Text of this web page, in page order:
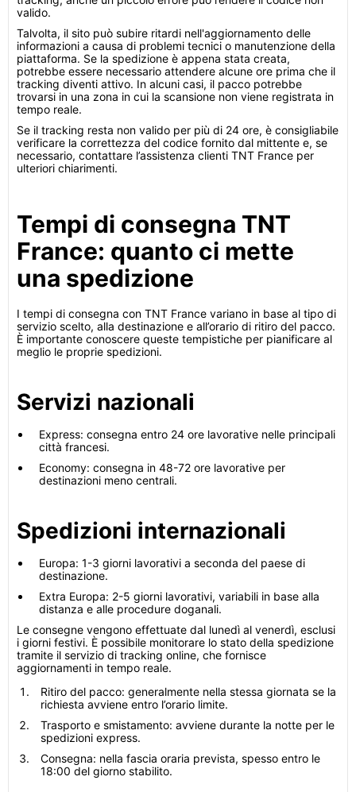
valido.
Talvolta, il sito può subire ritardi nell'aggiornamento delle
informazioni a causa di problemi tecnici o manutenzione della
piattaforma. Se la spedizione è appena stata creata,
potrebbe essere necessario attendere alcune ore prima che il
tracking diventi attivo. In alcuni casi, il pacco potrebbe
trovarsi in una zona in cui la scansione non viene registrata in
tempo reale.
Se il tracking resta non valido per più di 24 ore, è consigliabile
verificare la correttezza del codice fornito dal mittente e, se
necessario, contattare l’assistenza clienti TNT France per
ulteriori chiarimenti.
Tempi di consegna TNT
France: quanto ci mette
una spedizione
I tempi di consegna con TNT France variano in base al tipo di
servizio scelto, alla destinazione e all’orario di ritiro del pacco.
È importante conoscere queste tempistiche per pianificare al
meglio le proprie spedizioni.
Servizi nazionali
Express: consegna entro 24 ore lavorative nelle principali
città francesi.
Economy: consegna in 48-72 ore lavorative per
destinazioni meno centrali.
Spedizioni internazionali
Europa: 1-3 giorni lavorativi a seconda del paese di
destinazione.
Extra Europa: 2-5 giorni lavorativi, variabili in base alla
distanza e alle procedure doganali.
Le consegne vengono effettuate dal lunedì al venerdì, esclusi
i giorni festivi. È possibile monitorare lo stato della spedizione
tramite il servizio di tracking online, che fornisce
aggiornamenti in tempo reale.
Ritiro del pacco: generalmente nella stessa giornata se la
richiesta avviene entro l’orario limite.
Trasporto e smistamento: avviene durante la notte per le
spedizioni express.
Consegna: nella fascia oraria prevista, spesso entro le
18:00 del giorno stabilito.